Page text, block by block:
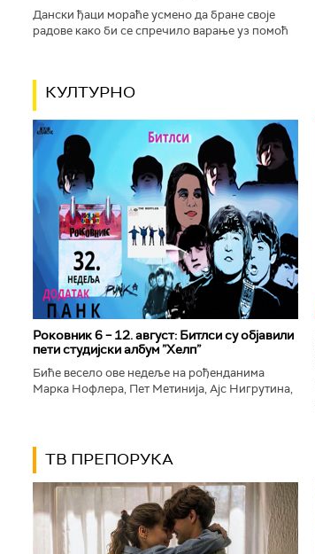
Дански ђаци мораће усмено да бране своје
радове како би се спречило варање уз помоћ
КУЛТУРНО
Роковник 6 – 12. август: Битлси су објавили
пети студијски албум ”Хелп”
Биће весело ове недеље на рођенданима
Марка Нофлера, Пет Метинија, Ајс Нигрутина,
ТВ ПРЕПОРУКА